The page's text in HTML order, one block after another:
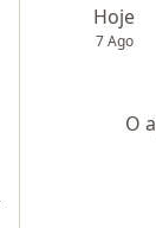
Hoje
7 Ago
O